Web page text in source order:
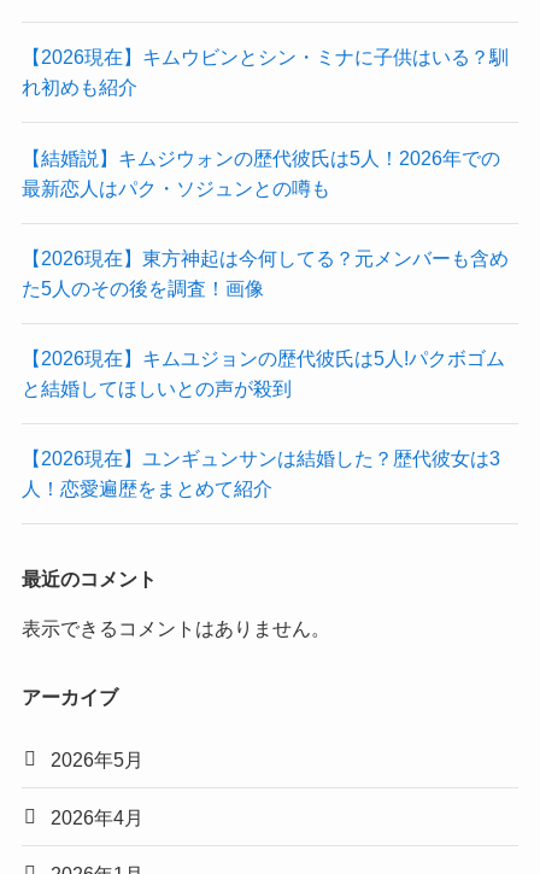
【2026現在】キムウビンとシン・ミナに子供はいる？馴
れ初めも紹介
【結婚説】キムジウォンの歴代彼氏は5人！2026年での
最新恋人はパク・ソジュンとの噂も
【2026現在】東方神起は今何してる？元メンバーも含め
た5人のその後を調査！画像
【2026現在】キムユジョンの歴代彼氏は5人!パクボゴム
と結婚してほしいとの声が殺到
【2026現在】ユンギュンサンは結婚した？歴代彼女は3
人！恋愛遍歴をまとめて紹介
最近のコメント
表示できるコメントはありません。
アーカイブ
2026年5月
2026年4月